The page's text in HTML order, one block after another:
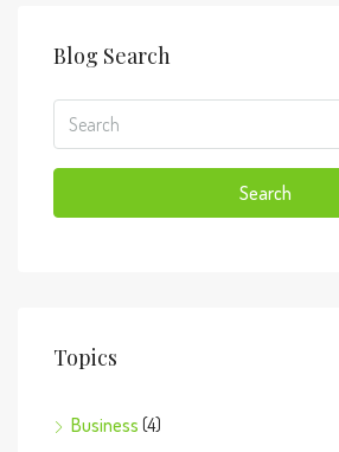
Blog Search
Search
Topics
Business (4)